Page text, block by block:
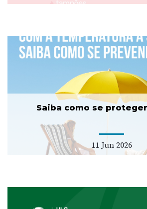
Saiba como se
11 Jun 2026